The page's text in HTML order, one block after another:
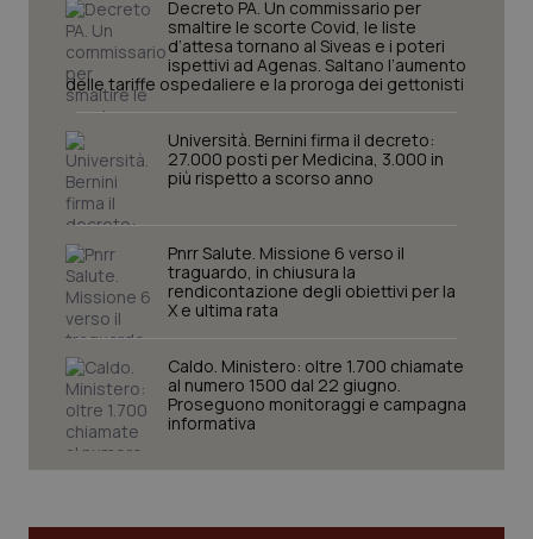
Decreto PA. Un commissario per
smaltire le scorte Covid, le liste
d’attesa tornano al Siveas e i poteri
ispettivi ad Agenas. Saltano l’aumento
delle tariffe ospedaliere e la proroga dei gettonisti
Università. Bernini firma il decreto:
27.000 posti per Medicina, 3.000 in
più rispetto a scorso anno
Pnrr Salute. Missione 6 verso il
traguardo, in chiusura la
rendicontazione degli obiettivi per la
X e ultima rata
Caldo. Ministero: oltre 1.700 chiamate
al numero 1500 dal 22 giugno.
Proseguono monitoraggi e campagna
informativa
Necessari Statistici Marketing
I cookie necessari contribuiscono a rendere fruibile il
sito web abilitandone funzionalità di base quali la
navigazione sulle pagine e l'accesso alle aree
funzionare correttamente senza questi cookie.
Nome
Fornitore/Dominio
VISITOR_PRIVACY_METADATA